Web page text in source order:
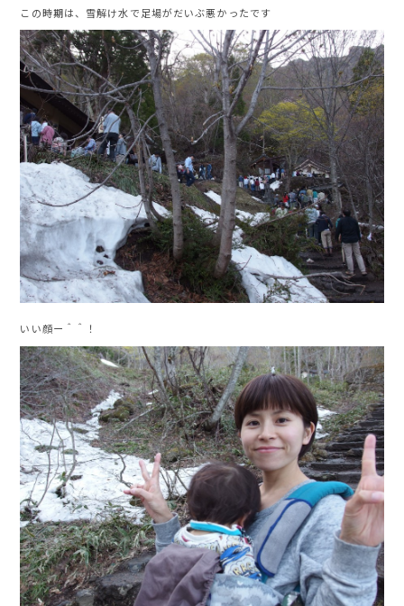
この時期は、雪解け水で足場がだいぶ悪かったです
いい顔ー＾＾！